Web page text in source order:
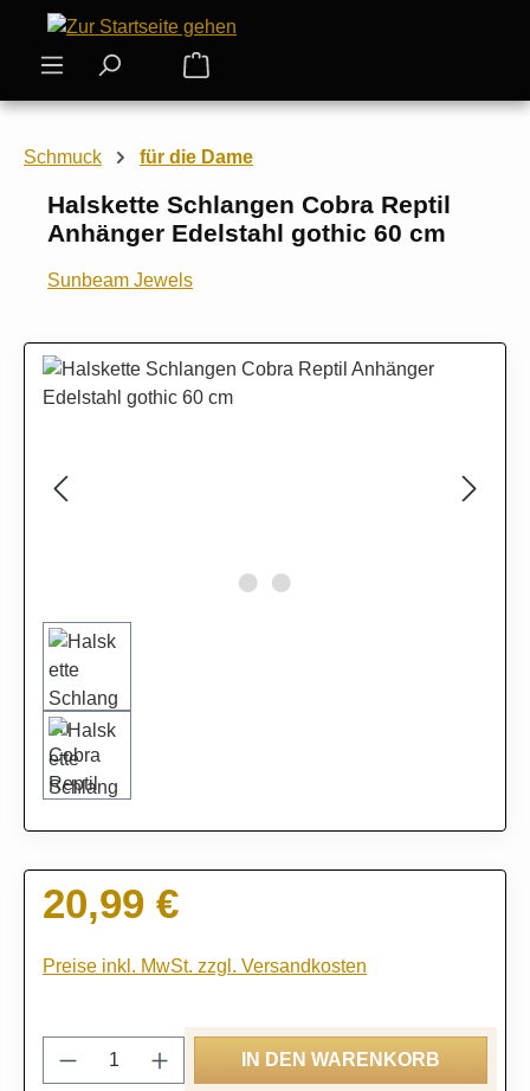
Zum Hauptinhalt springen
Warenkorb enthält 0 Positionen.
Schmuck für die Dame
Halskette Schlangen Cobra Reptil
Anhänger Edelstahl gothic 60 cm
Sunbeam Jewels
Bildergalerie überspringen
Regulärer Preis:
20,99 €
Preise inkl. MwSt. zzgl. Versandkosten
Produkt Anzahl: Gib den gewünschten
IN DEN WARENKORB